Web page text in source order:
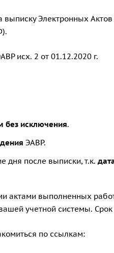
Электронных
).
исх. 2 от 01.12.2020 г.
без исключения.
ЭАВР.
дня после выписки, т.к.
актами выполненных
учетной системы.
по ссылкам: